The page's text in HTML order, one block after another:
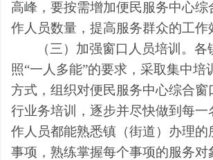
高峰， 要按需增加便民服务中心综
作人员数量，提高服务群众的工作
（三）加强窗口人员培训。各
照“一人多能”的要求，采取集中培
方式，组织对便民服务中心综合窗
行业务培训，逐步并尽快做到每一
作人员都能熟悉镇（街道）办理的
事项，熟练掌握每个事项的服务对